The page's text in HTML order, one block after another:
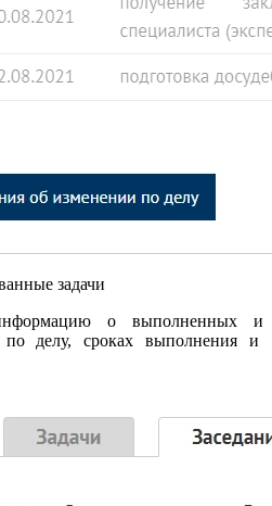
задачи
о выполненных и
по делу, сроках выполнения и